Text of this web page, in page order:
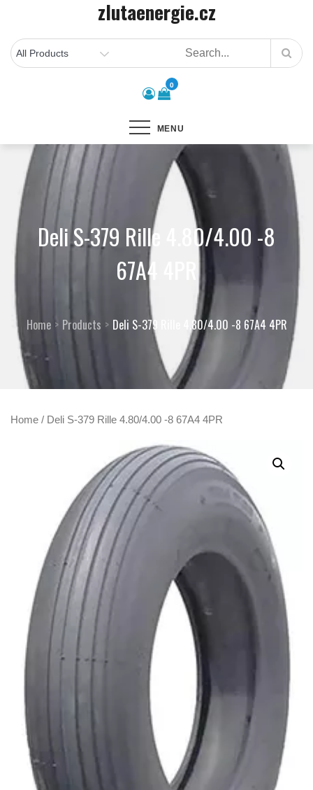
content
zlutaenergie.cz
0
MENU
Deli S-379 Rille 4.80/4.00 -8
67A4 4PR
Home Products Deli S-379 Rille 4.80/4.00 -8 67A4 4PR
Home / Deli S-379 Rille 4.80/4.00 -8 67A4 4PR